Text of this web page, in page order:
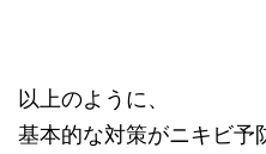
以上のように、
基本的な対策がニキビ予